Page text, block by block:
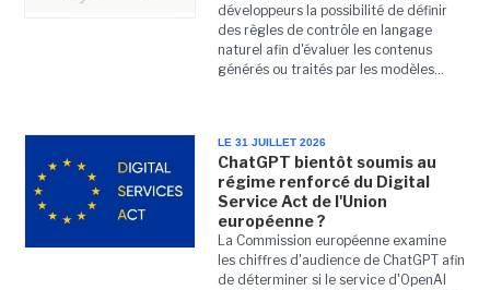
développeurs la possibilité de définir
des règles de contrôle en langage
naturel afin d'évaluer les contenus
générés ou traités par les modèles...
LE 31 JUILLET 2026
ChatGPT bientôt soumis au
régime renforcé du Digital
Service Act de l'Union
européenne ?
La Commission européenne examine
les chiffres d'audience de ChatGPT afin
de déterminer si le service d'OpenAI